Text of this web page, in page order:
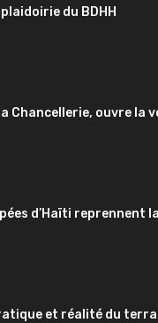
du BDHH
Chancellerie, ouvre
d’Haïti reprennent
et réalité du